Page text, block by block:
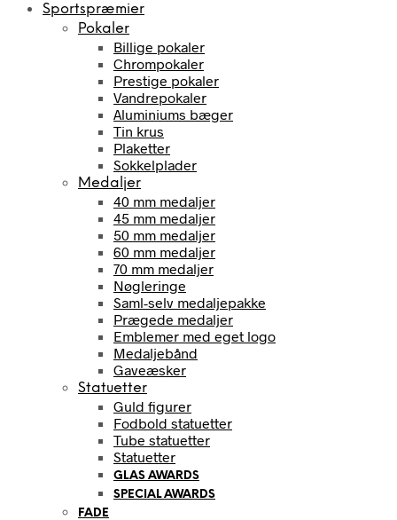
Sportspræmier
Pokaler
Billige pokaler
Chrompokaler
Prestige pokaler
Vandrepokaler
Aluminiums bæger
Tin krus
Plaketter
Sokkelplader
Medaljer
40 mm medaljer
45 mm medaljer
50 mm medaljer
60 mm medaljer
70 mm medaljer
Nøgleringe
Saml-selv medaljepakke
Prægede medaljer
Emblemer med eget logo
Medaljebånd
Gaveæsker
Statuetter
Guld figurer
Fodbold statuetter
Tube statuetter
Statuetter
GLAS AWARDS
SPECIAL AWARDS
FADE